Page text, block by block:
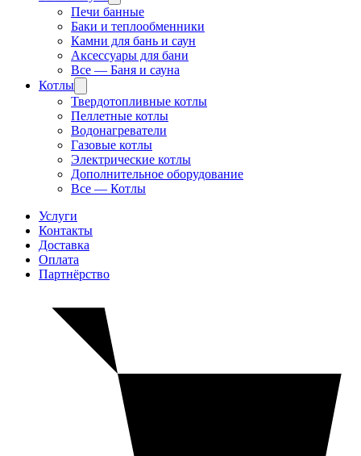
Печи банные
Баки и теплообменники
Камни для бань и саун
Аксессуары для бани
Все — Баня и сауна
Котлы
Твердотопливные котлы
Пеллетные котлы
Водонагреватели
Газовые котлы
Электрические котлы
Дополнительное оборудование
Все — Котлы
Услуги
Контакты
Доставка
Оплата
Партнёрство